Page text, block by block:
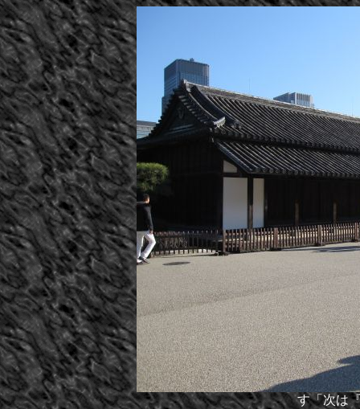
す「次は